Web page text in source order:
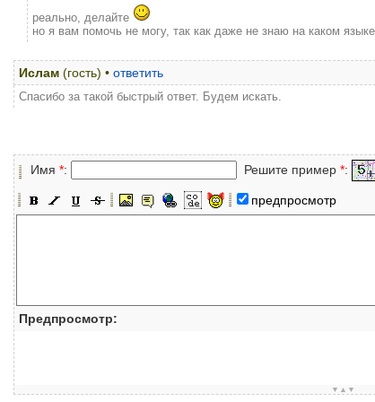
реально, делайте
но я вам помочь не могу, так как даже не знаю на каком
Ислам (гость) • ответить
Спасибо за такой быстрый ответ. Будем искать.
Имя *: Решите пример *:
предпросмотр
Предпросмотр:
▼▲▼